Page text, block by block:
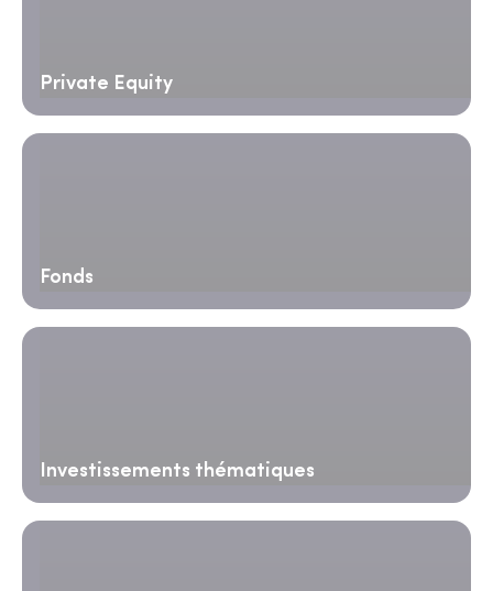
Private Equity
Fonds
Investissements thématiques